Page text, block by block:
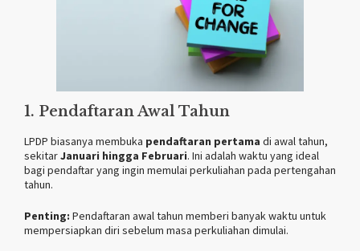
1. Pendaftaran Awal Tahun
LPDP biasanya membuka pendaftaran pertama di awal tahun,
sekitarJanuari hingga Februari. Ini adalah waktu yang ideal
bagi pendaftar yang ingin memulai perkuliahan pada pertengahan
tahun.
Penting: Pendaftaran awal tahun memberi banyak waktu untuk
mempersiapkan diri sebelum masa perkuliahan dimulai.